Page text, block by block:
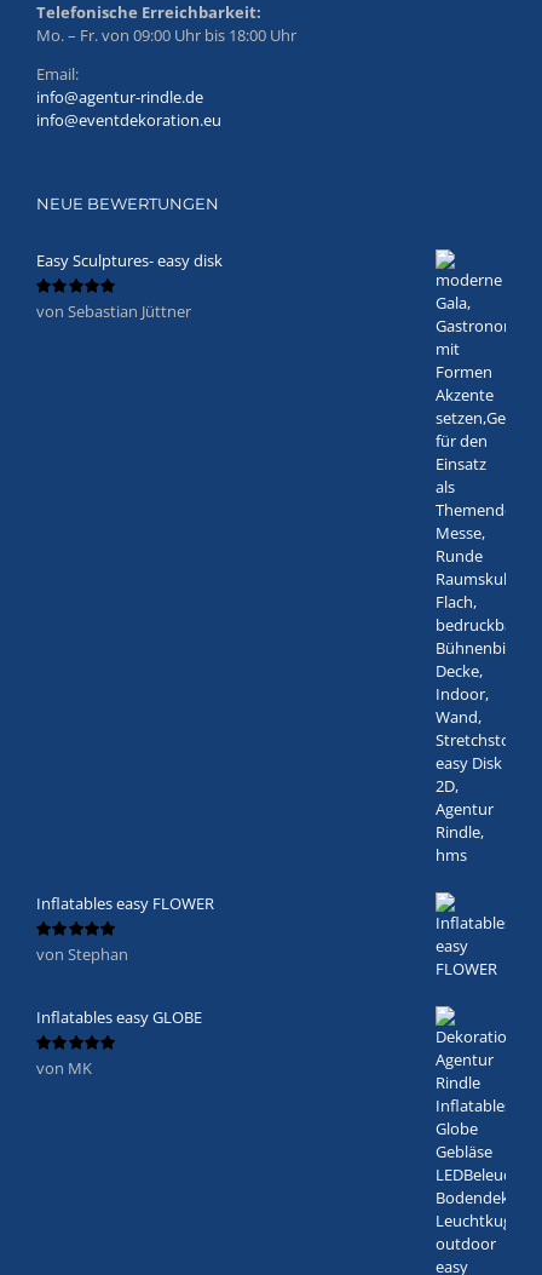
Telefonische Erreichbarkeit:
Mo. – Fr. von 09:00 Uhr bis 18:00 Uhr
Email:
info@agentur-rindle.de
info@eventdekoration.eu
NEUE BEWERTUNGEN
Easy Sculptures- easy disk
Bewertet
von Sebastian Jüttner
Inflatables easy FLOWER
Bewertet
von 5
von Stephan
Inflatables easy GLOBE
Bewertet
von MK